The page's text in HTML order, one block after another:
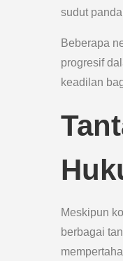
sudut
Beberapa
progresif
keadilan
Meskipun
berbagai